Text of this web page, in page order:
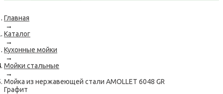
Главная
→
Каталог
→
Кухонные мойки
→
Мойки стальные
→
Мойка из нержавеющей стали AMOLLET 6048 GR
Графит